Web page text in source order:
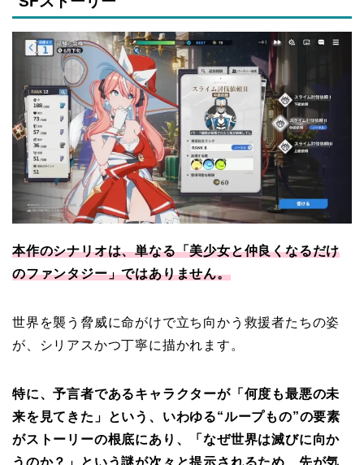
本作のシナリオは、単なる「美少女と仲良くなるだけ
のファンタジー」ではありません。
世界を襲う脅威に命がけで立ち向かう救援者たちの姿
が、シリアスかつ丁寧に描かれます。
特に、予言者であるキャラクターが「何度も最悪の未
来を見てきた」という、いわゆる“ループもの”の要素
がストーリーの根底にあり、「なぜ世界は滅びに向か
うのか？」という謎が次々と提示されるため、先が気